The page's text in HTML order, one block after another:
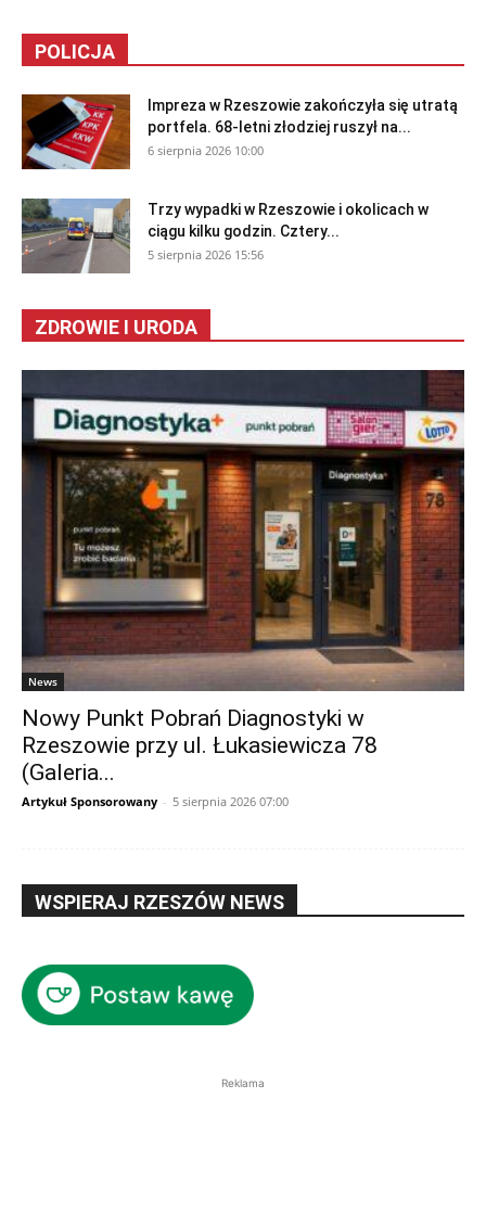
POLICJA
Impreza w Rzeszowie zakończyła się utratą
portfela. 68-letni złodziej ruszył na...
6 sierpnia 2026 10:00
Trzy wypadki w Rzeszowie i okolicach w
ciągu kilku godzin. Cztery...
5 sierpnia 2026 15:56
ZDROWIE I URODA
News
Nowy Punkt Pobrań Diagnostyki w
Rzeszowie przy ul. Łukasiewicza 78
(Galeria...
Artykuł Sponsorowany - 5 sierpnia 2026 07:00
WSPIERAJ RZESZÓW NEWS
Reklama